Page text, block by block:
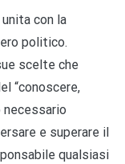
unita con la
politico.
scelte che
“conoscere,
necessario
e superare il
qualsiasi